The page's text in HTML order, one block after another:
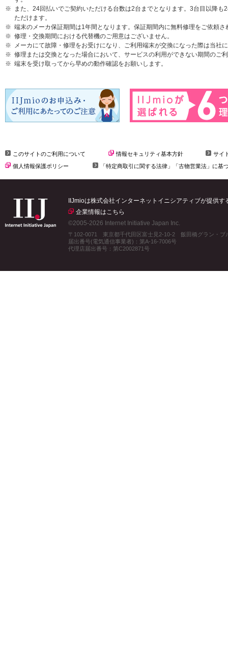
また、24回払いでご契約いただける台数は2台までとなります。3台目以降
ただけます。
端末のメーカ保証期間は1年間となります。保証期間内に無料修理をご依頼
修理・交換期間における代替機のご用意はございません。
メーカにて故障・修理をお受けになり、ご利用端末が交換になった際は当社
修理または交換となった場合において、サービスの利用ができない期間のご
端末を受け取ってから早めの動作確認をお願いします。
このサイトのご利用について 情報セキュリティ基本方針
サイ
個人情報保護ポリシー
「特定商取引に関する法律」「古物営業法」に基
IIJmioは株式会社インターネットイニシアティブが提供
企業情報はこちら
©2005-2026 Internet Initiative Japan Inc.
〒102-0071 東京都千代田区富士見2-10-2 飯田橋グラン・ブ
届出番号(電気通信事業者)：第A-16-7006号
代理店届出番号：第C2002871号